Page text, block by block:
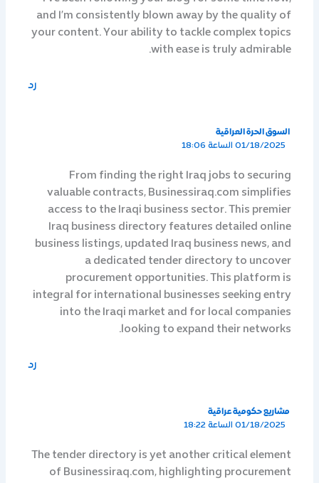
and I’m consistently blown away by the quality of
your content. Your ability to tackle complex topics
with ease is truly admirable.
رد
السوق الحرة العراقية
01/18/2025 الساعة 18:06
From finding the right Iraq jobs to securing
valuable contracts, Businessiraq.com simplifies
access to the Iraqi business sector. This premier
Iraq business directory features detailed online
business listings, updated Iraq business news, and
a dedicated tender directory to uncover
procurement opportunities. This platform is
integral for international businesses seeking entry
into the Iraqi market and for local companies
looking to expand their networks.
رد
مشاريع حكومية عراقية
01/18/2025 الساعة 18:22
The tender directory is yet another critical element
of Businessiraq.com, highlighting procurement